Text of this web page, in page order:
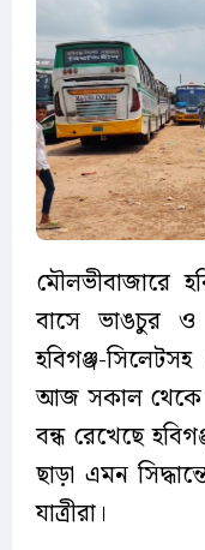
মৌলভীবাজারে
বাসে ভাঙচুর ও
হবিগঞ্জ-
আজ সকাল থেকে
বন্ধ রেখেছে
ছাড়া এমন
যাত্রীরা।